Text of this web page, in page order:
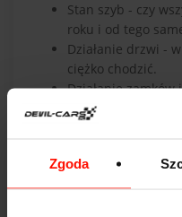
Zgoda
Stan szyb - czy
roku i od tego
Działanie drzwi -
ciężko chodzić.
Działanie
Działanie i stan
Silnik - czy nie ma
chłodniczego, czy